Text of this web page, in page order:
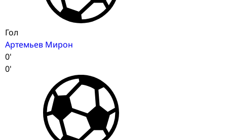
Гол
Артемьев Мирон
0'
0'